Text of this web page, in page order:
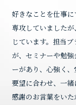
好きなことを仕事
専攻していました
じています。担当
が、セミナーや勉
ーがあり、心強く
要望に合わせ、一
感謝のお言葉をい